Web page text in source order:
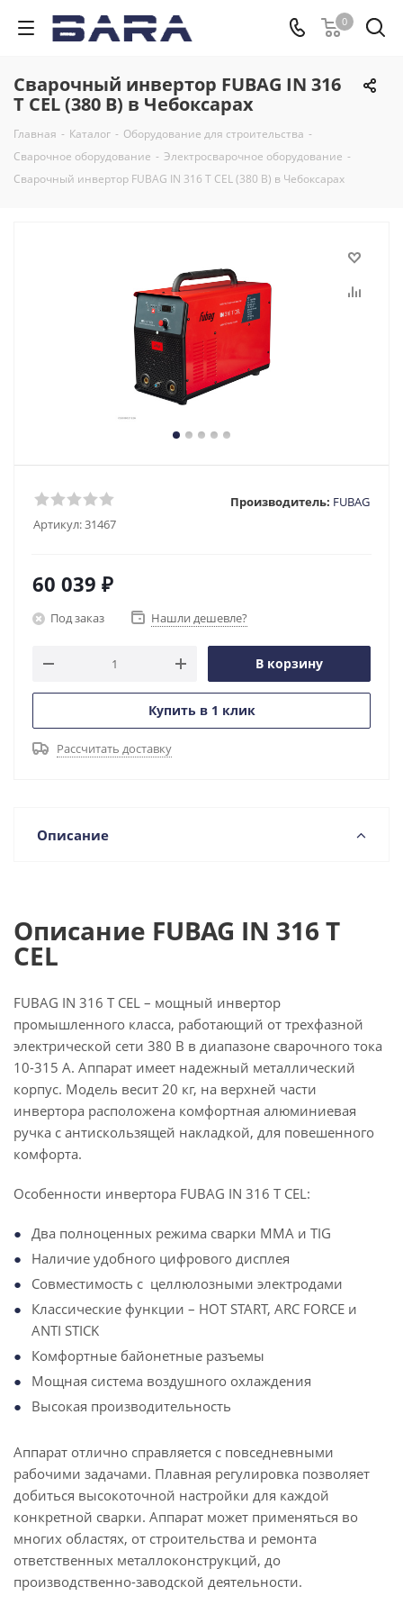
0
Сварочный инвертор FUBAG IN 316
T CEL (380 В) в Чебоксарах
Главная - Каталог - Оборудование для строительства -
Сварочное оборудование - Электросварочное оборудование -
Сварочный инвертор FUBAG IN 316 T CEL (380 В) в Чебоксарах
Артикул:31467
Производитель: FUBAG
60 039 ₽
Под заказ Нашли дешевле?
В корзину
Купить в 1 клик
Рассчитать доставку
Описание
Описание FUBAG IN 316 T
CEL
FUBAG IN 316 T CEL – мощный инвертор
промышленного класса, работающий от трехфазной
электрической сети 380 В в диапазоне сварочного тока
10-315 А. Аппарат имеет надежный металлический
корпус. Модель весит 20 кг, на верхней части
инвертора расположена комфортная алюминиевая
ручка с антискользящей накладкой, для повешенного
комфорта.
Особенности инвертора FUBAG IN 316 T CEL:
Два полноценных режима сварки MMA и TIG
Наличие удобного цифрового дисплея
Совместимость с целлюлозными электродами
Классические функции – HOT START, ARC FORCE и
ANTI STICK
Комфортные байонетные разъемы
Мощная система воздушного охлаждения
Высокая производительность
Аппарат отлично справляется с повседневными
рабочими задачами. Плавная регулировка позволяет
добиться высокоточной настройки для каждой
конкретной сварки. Аппарат может применяться во
многих областях, от строительства и ремонта
ответственных металлоконструкций, до
производственно-заводской деятельности.